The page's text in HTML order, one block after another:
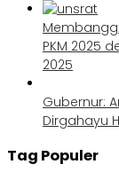
PKM 2025
2025
Gubernur:
Dirgahayu
Tag Populer